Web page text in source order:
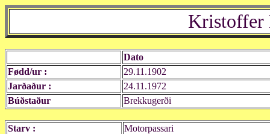
Kristoffer
Dato
Fødd/ur :
29.11.1902
Jarðaður :
24.11.1972
Búðstaður
Brekkugerði
Starv : Motorpassari